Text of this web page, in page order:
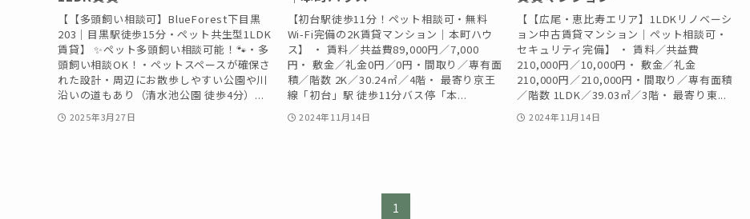
【【多頭飼い相談可】BlueForest下目黒
203｜目黒駅徒歩15分・ペット共生型1LDK
賃貸】 ✨ペット多頭飼い相談可能！🐾・多
頭飼い相談OK！・ペットスペースが確保さ
れた設計・周辺にお散歩しやすい公園や川
沿いの道もあり（清水池公園 徒歩4分）...
2025年3月27日
【初台駅徒歩11分！ペット相談可・無料
Wi-Fi完備の2K賃貸マンション｜本町ハウ
ス】 ・ 賃料／共益費89,000円／7,000
円・ 敷金／礼金0円／0円・間取り／専有面
積／階数 2K／30.24㎡／4階・ 最寄り京王
線「初台」駅 徒歩11分バス停「本...
2024年11月14日
【【広尾・恵比寿エリア】1LDKリノベーシ
ョン中古賃貸マンション｜ペット相談可・
セキュリティ完備】 ・ 賃料／共益費
210,000円／10,000円・ 敷金／礼金
210,000円／210,000円・間取り／専有面積
／階数 1LDK／39.03㎡／3階・ 最寄り東...
2024年11月14日
1